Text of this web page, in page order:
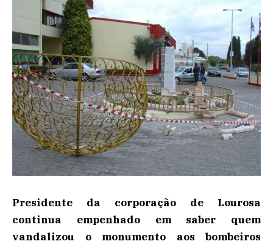
Presidente da corporação de Lourosa
continua empenhado em saber quem
vandalizou o monumento aos bombeiros